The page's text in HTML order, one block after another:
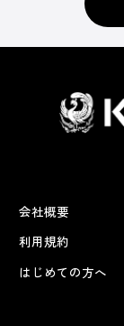
会社概要
利用規約
はじめての方へ